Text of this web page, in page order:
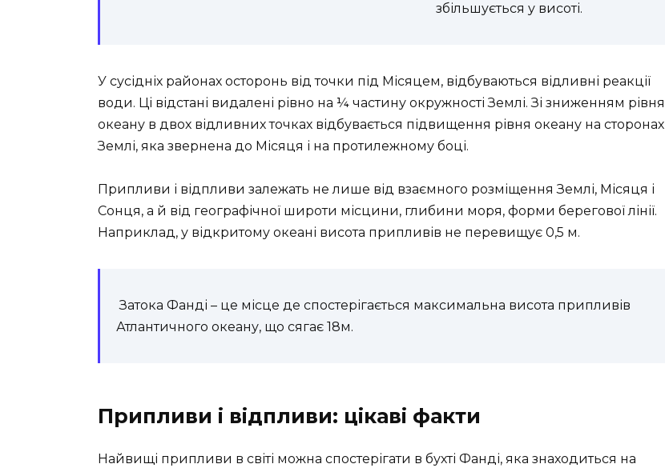
збільшується у висоті.
У сусідніх районах осторонь від точки під Місяцем, відбуваються відливні реакції
води. Ці відстані видалені рівно на ¼ частину окружності Землі. Зі зниженням рівня
океану в двох відливних точках відбувається підвищення рівня океану на сторонах
Землі, яка звернена до Місяця і на протилежному боці.
Припливи і відпливи залежать не лише від взаємного розміщення Землі, Місяця і
Сонця, а й від географічної широти місцини, глибини моря, форми берегової лінії.
Наприклад, у відкритому океані висота припливів не перевищує 0,5 м.
Затока Фанді – це місце де спостерігається максимальна висота припливів
Атлантичного океану, що сягає 18м.
Припливи і відпливи: цікаві факти
Найвищі припливи в світі можна спостерігати в бухті Фанді, яка знаходиться на